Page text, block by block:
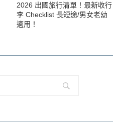
2026 出國旅行清單！最新收行
李 Checklist 長短途/男女老幼
適用！